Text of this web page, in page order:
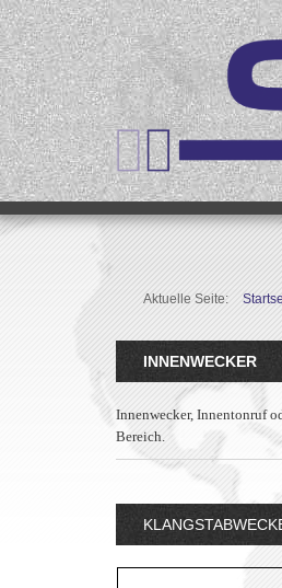
Aktuelle Seite:
INNENWECKER
Innenwecker, Innentonruf
Bereich.